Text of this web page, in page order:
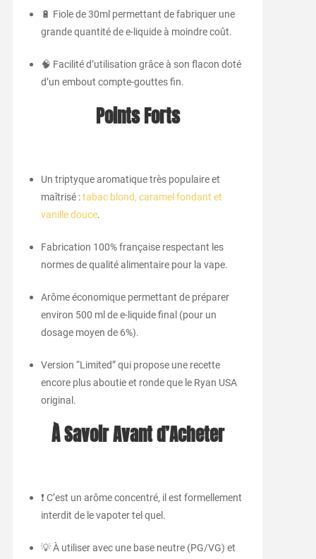
🔋 Fiole de 30ml permettant de fabriquer une
grande quantité de e-liquide à moindre coût.
🧠 Facilité d’utilisation grâce à son flacon doté
d’un embout compte-gouttes fin.
Points Forts
Un triptyque aromatique très populaire et
maîtrisé :tabac blond, caramel fondant et
vanille douce.
Fabrication 100% française respectant les
normes de qualité alimentaire pour la vape.
Arôme économique permettant de préparer
environ 500 ml de e-liquide final (pour un
dosage moyen de 6%).
Version “Limited” qui propose une recette
encore plus aboutie et ronde que le Ryan USA
original.
À Savoir Avant d’Acheter
❗ C’est un arôme concentré, il est formellement
interdit de le vapoter tel quel.
💡 À utiliser avec une base neutre (PG/VG) et